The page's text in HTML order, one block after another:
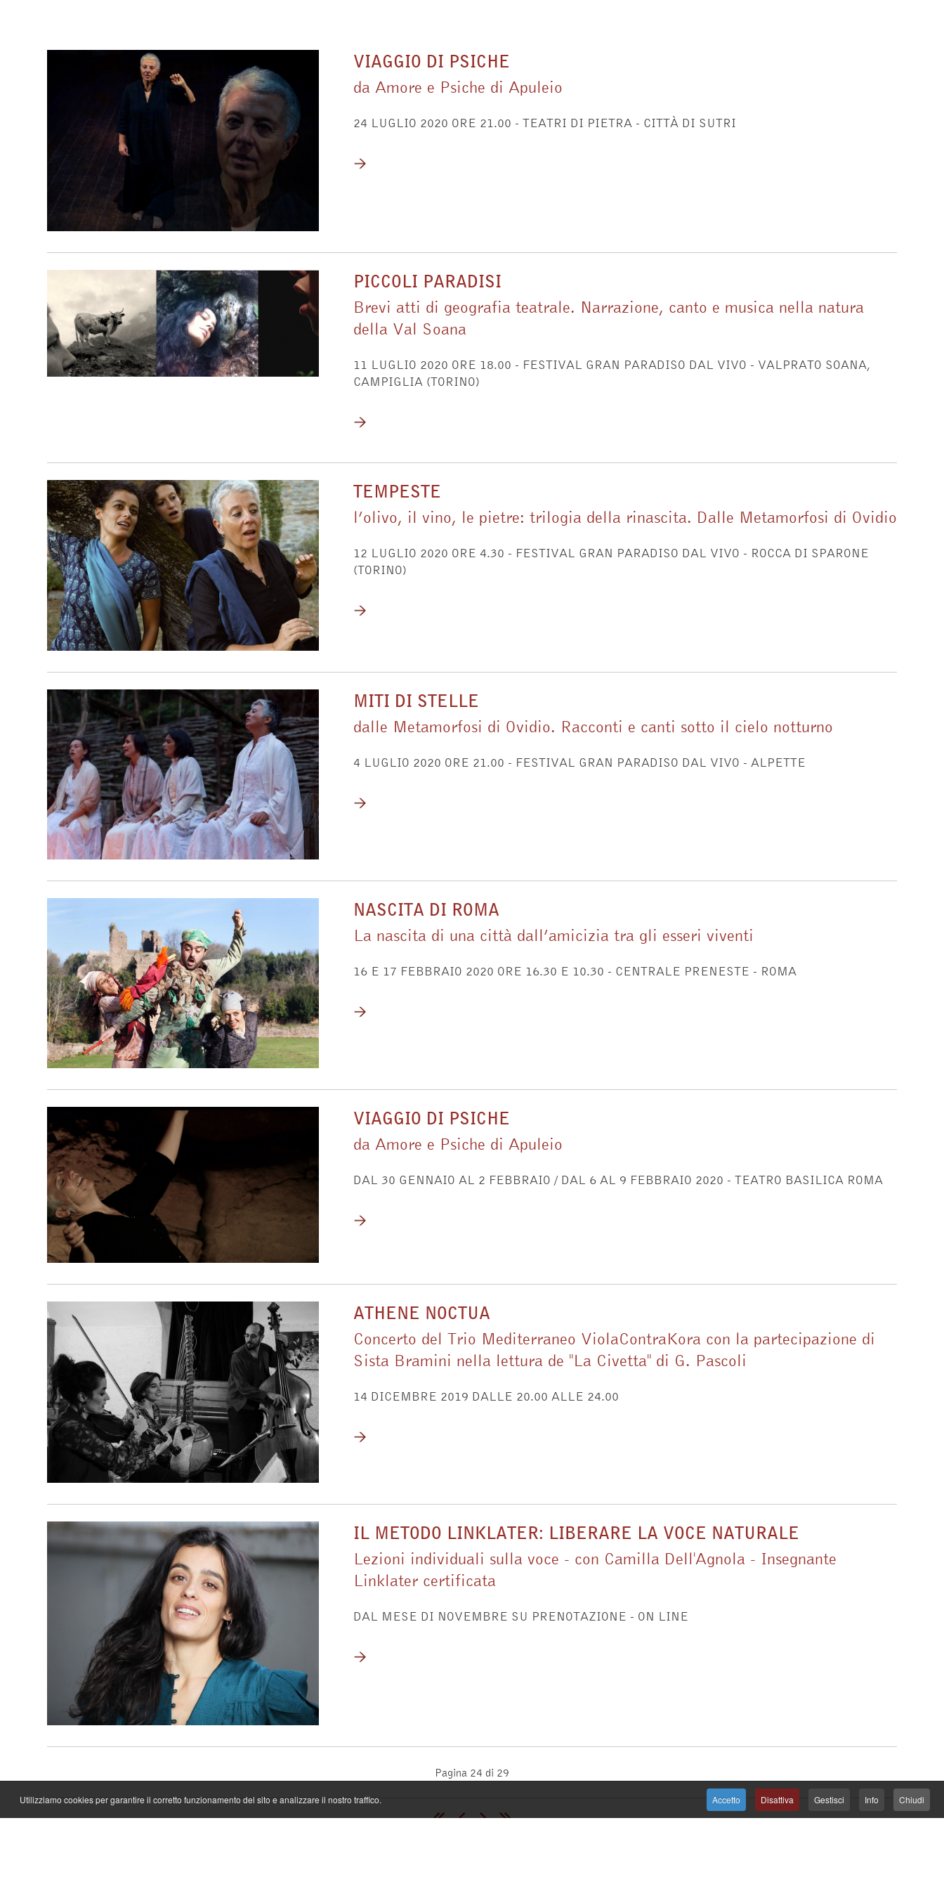
VIAGGIO DI PSICHE
da Amore e Psiche di Apuleio
24 LUGLIO 2020 ORE 21.00 - TEATRI DI PIETRA - CITTÀ DI SUTRI
PICCOLI PARADISI
Brevi atti di geografia teatrale. Narrazione, canto e musica nella natura
della Val Soana
11 LUGLIO 2020 ORE 18.00 - FESTIVAL GRAN PARADISO DAL VIVO - VALPRATO SOANA,
CAMPIGLIA (TORINO)
TEMPESTE
l’olivo, il vino, le pietre: trilogia della rinascita. Dalle Metamorfosi di Ovidio
12 LUGLIO 2020 ORE 4.30 - FESTIVAL GRAN PARADISO DAL VIVO - ROCCA DI SPARONE
(TORINO)
MITI DI STELLE
dalle Metamorfosi di Ovidio. Racconti e canti sotto il cielo notturno
4 LUGLIO 2020 ORE 21.00 - FESTIVAL GRAN PARADISO DAL VIVO - ALPETTE
NASCITA DI ROMA
La nascita di una città dall’amicizia tra gli esseri viventi
16 E 17 FEBBRAIO 2020 ORE 16.30 E 10.30 - CENTRALE PRENESTE - ROMA
VIAGGIO DI PSICHE
da Amore e Psiche di Apuleio
DAL 30 GENNAIO AL 2 FEBBRAIO / DAL 6 AL 9 FEBBRAIO 2020 - TEATRO BASILICA ROMA
ATHENE NOCTUA
Concerto del Trio Mediterraneo ViolaContraKora con la partecipazione di
Sista Bramini nella lettura de "La Civetta" di G. Pascoli
14 DICEMBRE 2019 DALLE 20.00 ALLE 24.00
IL METODO LINKLATER: LIBERARE LA VOCE NATURALE
Lezioni individuali sulla voce - con Camilla Dell'Agnola - Insegnante
Linklater certificata
DAL MESE DI NOVEMBRE SU PRENOTAZIONE - ON LINE
Pagina 24 di 29
Utilizziamo cookies per garantire il corretto funzionamento del sito e analizzare il nostro traffico. Accetto Disattiva Gestisci Info Chiudi